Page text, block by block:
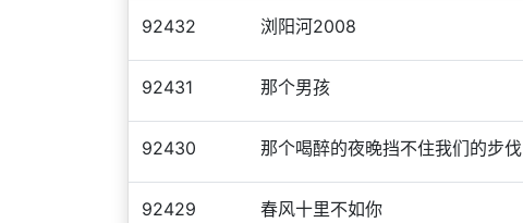
92432 浏阳河2008
92431 那个男孩
92430 那个喝醉的夜晚挡不住我们的步伐
92429 春风十里不如你